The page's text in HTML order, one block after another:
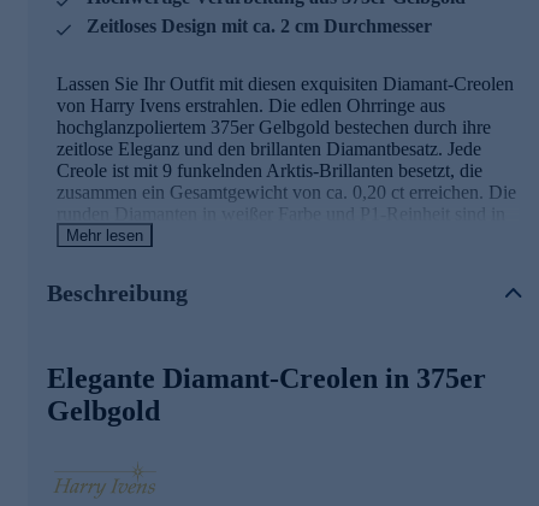
Zeitloses Design mit ca. 2 cm Durchmesser
Lassen Sie Ihr Outfit mit diesen exquisiten Diamant-Creolen
von Harry Ivens erstrahlen. Die edlen Ohrringe aus
hochglanzpoliertem 375er Gelbgold bestechen durch ihre
zeitlose Eleganz und den brillanten Diamantbesatz. Jede
Creole ist mit 9 funkelnden Arktis-Brillanten besetzt, die
zusammen ein Gesamtgewicht von ca. 0,20 ct erreichen. Die
runden Diamanten in weißer Farbe und P1-Reinheit sind in
einer präzisen Krappenfassung eingearbeitet und verleihen
sind diese Ohrringe der perfekte Begleiter für jeden Anlass -
bequemes Tragen und festen Halt. Veredeln Sie Ihr
Erscheinungsbild mit diesen hochwertigen Diamant-Creolen
und genießen Sie das Gefühl von Luxus und Stil an Ihren
Ohren.
Mehr lesen
Beschreibung
Elegante Diamant-Creolen in 375er
Gelbgold